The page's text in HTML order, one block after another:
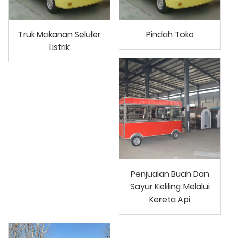
Truk Makanan Seluler
Listrik
Pindah Toko
Penjualan Buah Dan
Sayur Keliling Melalui
Kereta Api